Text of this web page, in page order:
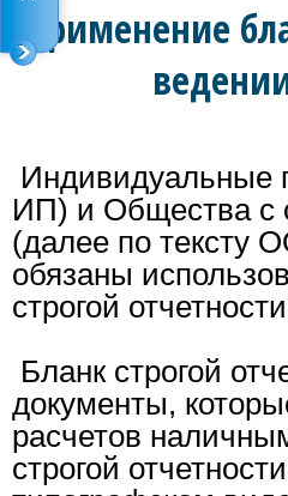
Применение
Индивидуальные
ИП) и Общества с
(далее по тексту
обязаны
строгой
Бланк строгой
документы,
расчетов
строгой